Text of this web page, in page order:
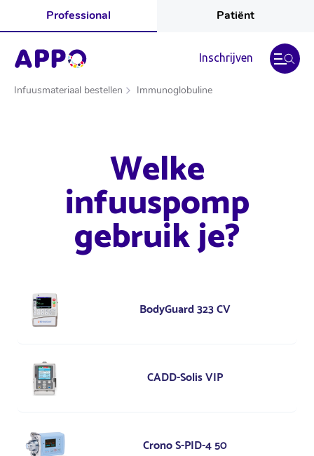
Professional Patiënt
Inschrijven
Infuusmateriaal bestellen Immunoglobuline
Welke
infuuspomp
gebruik je?
BodyGuard 323 CV
CADD-Solis VIP
Crono S-PID-4 50